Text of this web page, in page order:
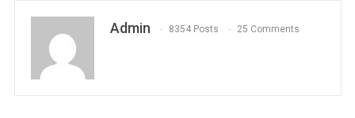
Admin 8354 Posts 25 Comments